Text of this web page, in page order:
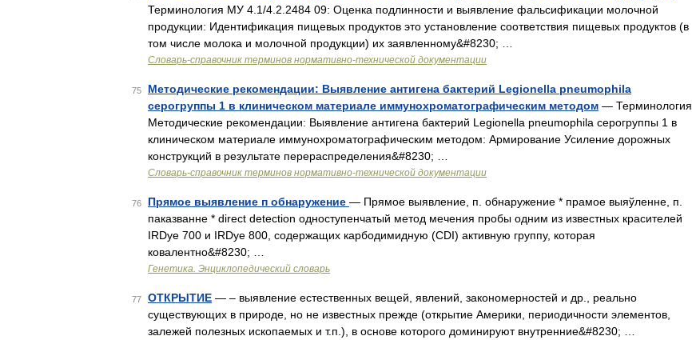
Терминология МУ 4.1/4.2.2484 09: Оценка подлинности и выявление фальсификации молочной
продукции: Идентификация пищевых продуктов это установление соответствия пищевых продуктов (в
том числе молока и молочной продукции) их заявленному&#8230; …
Словарь-справочник терминов нормативно-технической документации
75
Методические рекомендации: Выявление антигена бактерий Legionella pneumophila
серогруппы 1 в клиническом материале иммунохроматографическим методом — Терминология
Методические рекомендации: Выявление антигена бактерий Legionella pneumophila серогруппы 1 в
клиническом материале иммунохроматографическим методом: Армирование Усиление дорожных
конструкций в результате перераспределения&#8230; …
Словарь-справочник терминов нормативно-технической документации
76 Прямое выявление п обнаружение — Прямое выявление, п. обнаружение * прамое выяўленне, п.
паказванне * direct detection одноступенчатый метод мечения пробы одним из известных красителей
IRDye 700 и IRDye 800, содержащих карбодимидную (CDI) активную группу, которая
ковалентно&#8230; …
Генетика. Энциклопедический словарь
77 ОТКРЫТИЕ — – выявление естественных вещей, явлений, закономерностей и др., реально
существующих в природе, но не известных прежде (открытие Америки, периодичности элементов,
залежей полезных ископаемых и т.п.), в основе которого доминируют внутренние&#8230; …